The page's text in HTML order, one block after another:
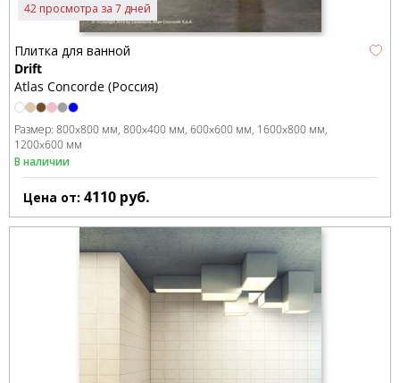
42 просмотра за 7 дней
Плитка для ванной
Drift
Atlas Concorde (Россия)
Размер: 800x800 мм 800x400 мм 600x600 мм 1600x800 мм
1200x600 мм
В наличии
Цена от: 4110 руб.